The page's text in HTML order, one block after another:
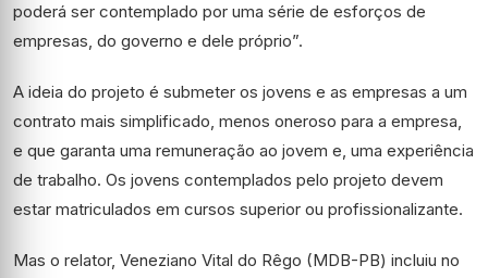
poderá ser contemplado por uma série de esforços de
empresas, do governo e dele próprio”.
A ideia do projeto é submeter os jovens e as empresas a um
contrato mais simplificado, menos oneroso para a empresa,
e que garanta uma remuneração ao jovem e, uma experiência
de trabalho. Os jovens contemplados pelo projeto devem
estar matriculados em cursos superior ou profissionalizante.
Mas o relator, Veneziano Vital do Rêgo (MDB-PB) incluiu no